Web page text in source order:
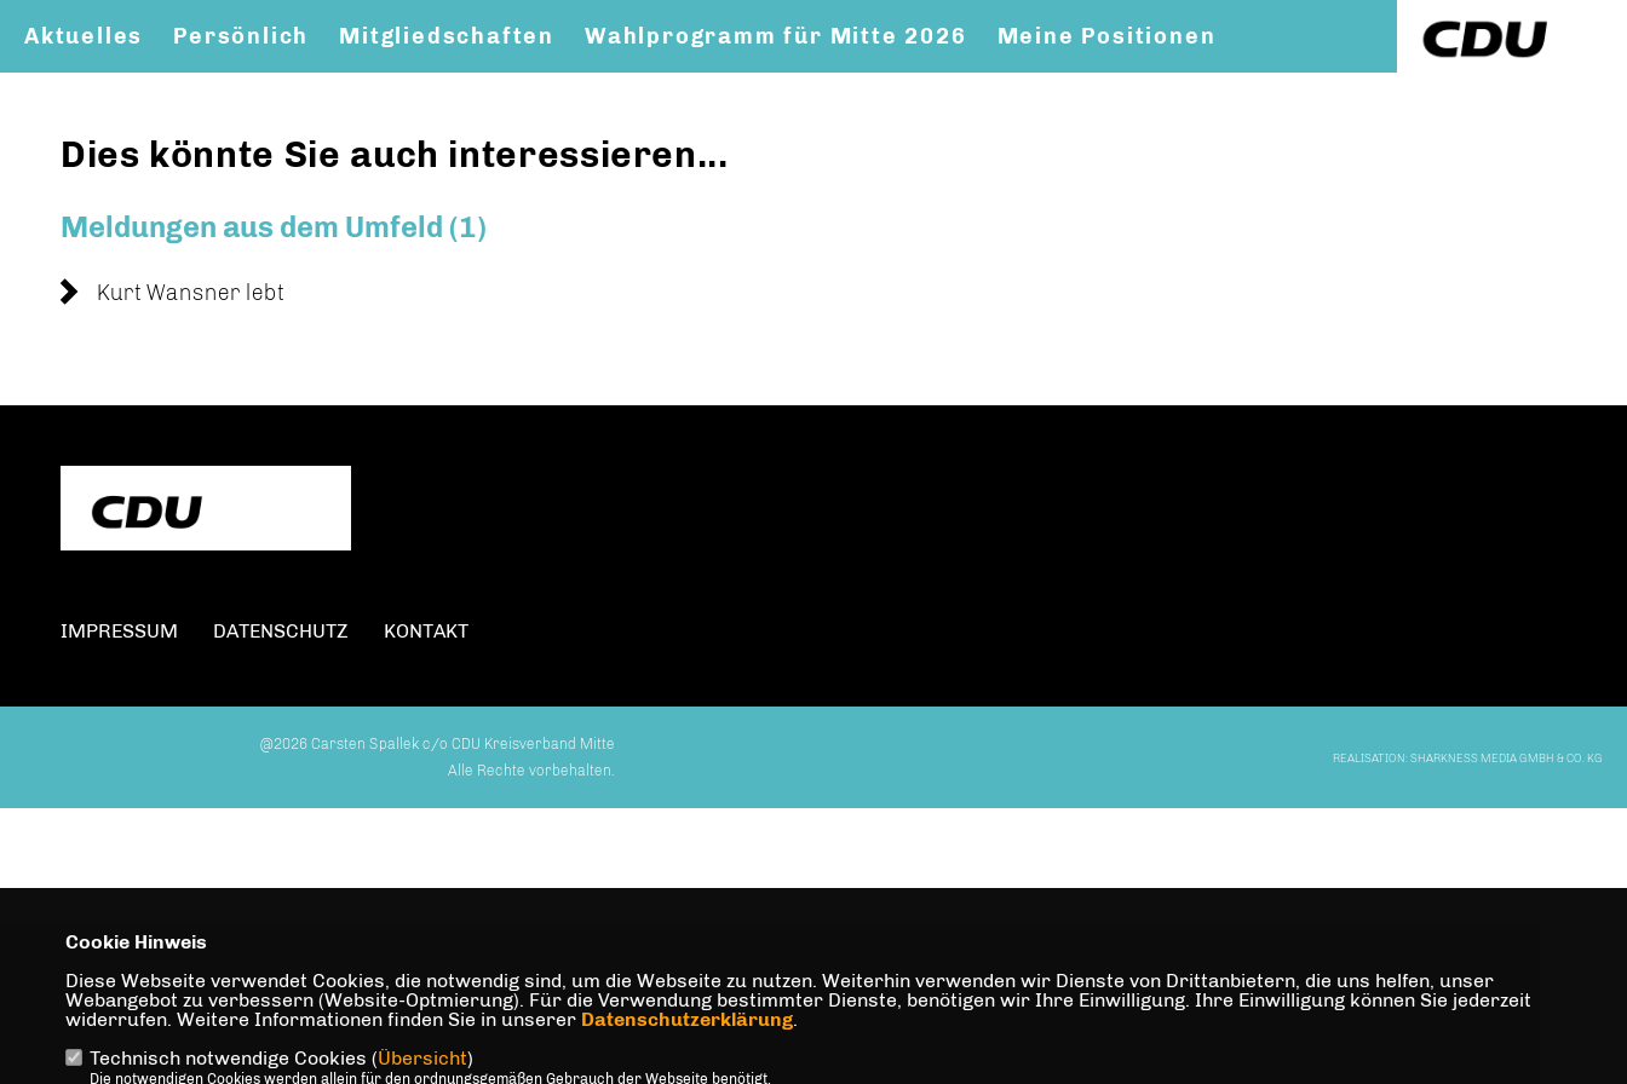
Aktuelles Persönlich Mitgliedschaften Wahlprogramm für Mitte 2026
Meine Positionen
Dies könnte Sie auch interessieren...
Meldungen aus dem Umfeld (1)
Kurt Wansner lebt
IMPRESSUM DATENSCHUTZ KONTAKT
@2026 Carsten Spallek c/o CDU Kreisverband Mitte
Alle Rechte vorbehalten.
REALISATION: SHARKNESS MEDIA GMBH & CO. KG
Cookie Hinweis
Diese Webseite verwendet Cookies, die notwendig sind, um die Webseite zu nutzen. Weiterhin verwenden wir Dienste von Drittanbietern, die uns helfen, unser
Webangebot zu verbessern (Website-Optmierung). Für die Verwendung bestimmter Dienste, benötigen wir Ihre Einwilligung. Ihre Einwilligung können Sie jederzeit
widerrufen. Weitere Informationen finden Sie in unserer Datenschutzerklärung.
Technisch notwendige Cookies (Übersicht)
Die notwendigen Cookies werden allein für den ordnungsgemäßen Gebrauch der Webseite benötigt.